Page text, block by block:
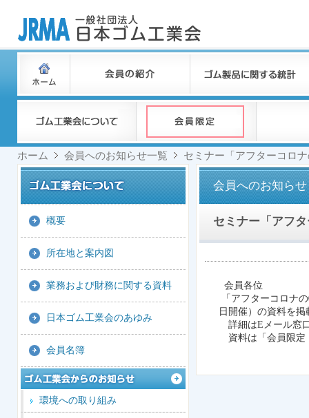
ホーム 会員へのお知らせ一覧 セミナー「アフターコロ
会員へのお知らせ
セミナー「アフ
会員各位
「アフターコロナ
日開催）の資料を
詳細はEメール窓
資料は「会員限定
概要
所在地と案内図
業務および財務に関する資料
日本ゴム工業会のあゆみ
会員名簿
環境への取り組み